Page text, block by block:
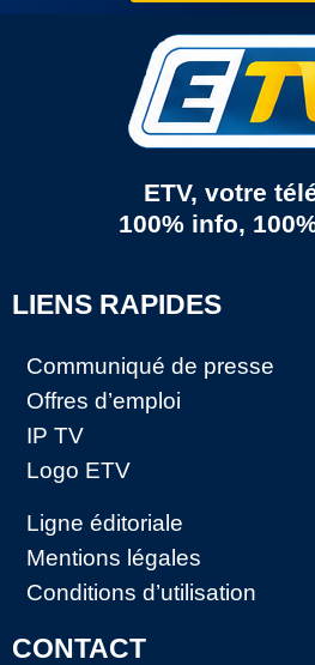
ETV, votre
100% info,
LIENS RAPIDES
Communiqué de presse
Offres d’emploi
IP TV
Logo ETV
Ligne éditoriale
Mentions légales
Conditions d’utilisation
CONTACT